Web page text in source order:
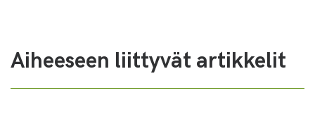
Aiheeseen liittyvät artikkelit